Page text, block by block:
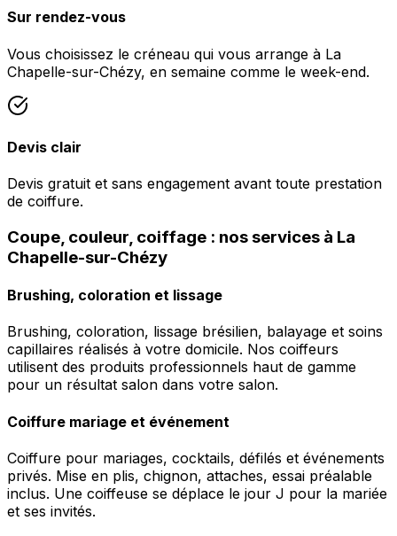
Sur rendez-vous
Vous choisissez le créneau qui vous arrange à La
Chapelle-sur-Chézy, en semaine comme le week-end.
Devis clair
Devis gratuit et sans engagement avant toute prestation
de coiffure.
Coupe, couleur, coiffage : nos services à La
Chapelle-sur-Chézy
Brushing, coloration et lissage
Brushing, coloration, lissage brésilien, balayage et soins
capillaires réalisés à votre domicile. Nos coiffeurs
utilisent des produits professionnels haut de gamme
pour un résultat salon dans votre salon.
Coiffure mariage et événement
Coiffure pour mariages, cocktails, défilés et événements
privés. Mise en plis, chignon, attaches, essai préalable
inclus. Une coiffeuse se déplace le jour J pour la mariée
et ses invités.